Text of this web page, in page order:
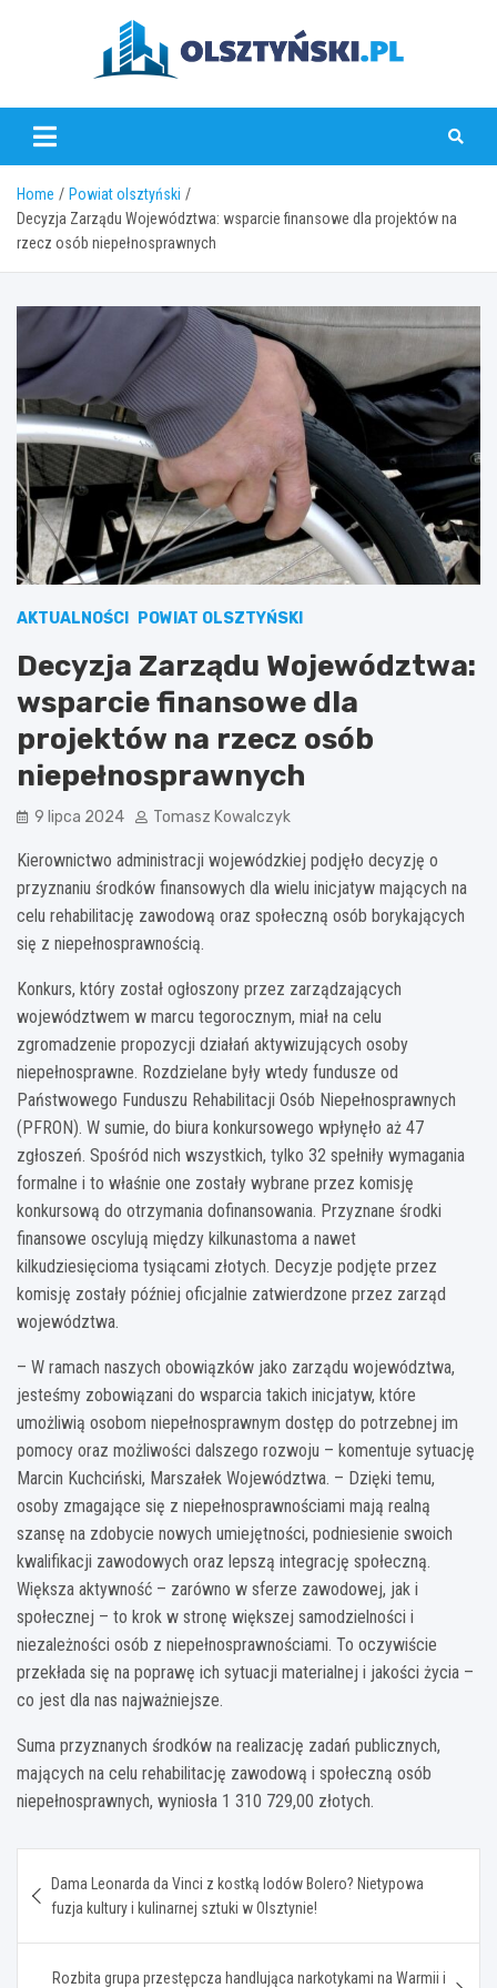
olsztynski.pl
Home
Powiat olsztyński
Decyzja Zarządu Województwa: wsparcie finansowe dla projektów na
rzecz osób niepełnosprawnych
AKTUALNOŚCI POWIAT OLSZTYŃSKI
Decyzja Zarządu Województwa:
wsparcie finansowe dla
projektów na rzecz osób
niepełnosprawnych
9 lipca 2024 Tomasz Kowalczyk
Kierownictwo administracji wojewódzkiej podjęło decyzję o
przyznaniu środków finansowych dla wielu inicjatyw mających na
celu rehabilitację zawodową oraz społeczną osób borykających
się z niepełnosprawnością.
Konkurs, który został ogłoszony przez zarządzających
województwem w marcu tegorocznym, miał na celu
zgromadzenie propozycji działań aktywizujących osoby
niepełnosprawne. Rozdzielane były wtedy fundusze od
Państwowego Funduszu Rehabilitacji Osób Niepełnosprawnych
(PFRON). W sumie, do biura konkursowego wpłynęło aż 47
zgłoszeń. Spośród nich wszystkich, tylko 32 spełniły wymagania
formalne i to właśnie one zostały wybrane przez komisję
konkursową do otrzymania dofinansowania. Przyznane środki
finansowe oscylują między kilkunastoma a nawet
kilkudziesięcioma tysiącami złotych. Decyzje podjęte przez
komisję zostały później oficjalnie zatwierdzone przez zarząd
województwa.
– W ramach naszych obowiązków jako zarządu województwa,
jesteśmy zobowiązani do wsparcia takich inicjatyw, które
umożliwią osobom niepełnosprawnym dostęp do potrzebnej im
pomocy oraz możliwości dalszego rozwoju – komentuje sytuację
Marcin Kuchciński, Marszałek Województwa. – Dzięki temu,
osoby zmagające się z niepełnosprawnościami mają realną
szansę na zdobycie nowych umiejętności, podniesienie swoich
kwalifikacji zawodowych oraz lepszą integrację społeczną.
Większa aktywność – zarówno w sferze zawodowej, jak i
społecznej – to krok w stronę większej samodzielności i
niezależności osób z niepełnosprawnościami. To oczywiście
przekłada się na poprawę ich sytuacji materialnej i jakości życia –
co jest dla nas najważniejsze.
Suma przyznanych środków na realizację zadań publicznych,
mających na celu rehabilitację zawodową i społeczną osób
niepełnosprawnych, wyniosła 1 310 729,00 złotych.
wpisu
Dama Leonarda da Vinci z kostką lodów Bolero? Nietypowa
fuzja kultury i kulinarnej sztuki w Olsztynie!
Rozbita grupa przestępcza handlująca narkotykami na Warmii i